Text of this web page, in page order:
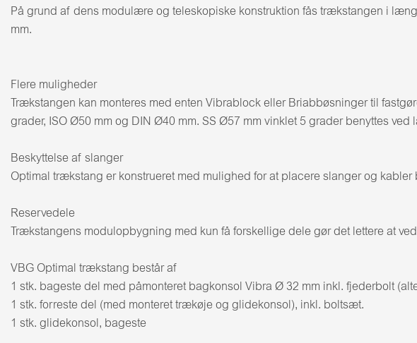
På grund af dens modulære og teleskopiske konstruktion fås trækstangen i
mm.
Flere muligheder
Trækstangen kan monteres med enten Vibrablock eller Briabbøsninger til
grader, ISO Ø50 mm og DIN Ø40 mm. SS Ø57 mm vinklet 5 grader benyttes
Beskyttelse af slanger
Optimal trækstang er konstrueret med mulighed for at placere slanger og
Reservedele
Trækstangens modulopbygning med kun få forskellige dele gør det lettere at
VBG Optimal trækstang består af
1 stk. bageste del med påmonteret bagkonsol Vibra Ø 32 mm inkl. fjederbolt
1 stk. forreste del (med monteret trækøje og glidekonsol), inkl. boltsæt.
1 stk. glidekonsol, bageste